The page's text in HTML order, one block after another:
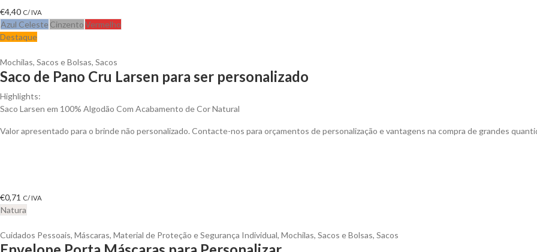
€4,40 C/ IVA
Azul Celeste CinzentoVermelho
Destaque
Mochilas, Sacos e Bolsas, Sacos
Saco de Pano Cru Larsen para ser personalizado
Highlights:
Saco Larsen em 100% Algodão Com Acabamento de Cor Natural
Valor apresentado para o brinde não personalizado. Contacte-nos para orçamentos de personalização e vantagens na compra de grandes
€0,71 C/ IVA
Natura
Cuidados Pessoais, Máscaras, Material de Proteção e Segurança Individual, Mochilas, Sacos e Bolsas, Sacos